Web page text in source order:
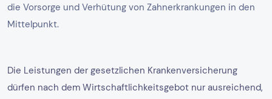
die Vorsorge und Verhütung von Zahnerkrankungen in den
Mittelpunkt.
Die Leistungen der gesetzlichen Krankenversicherung
dürfen nach dem Wirtschaftlichkeitsgebot nur ausreichend,